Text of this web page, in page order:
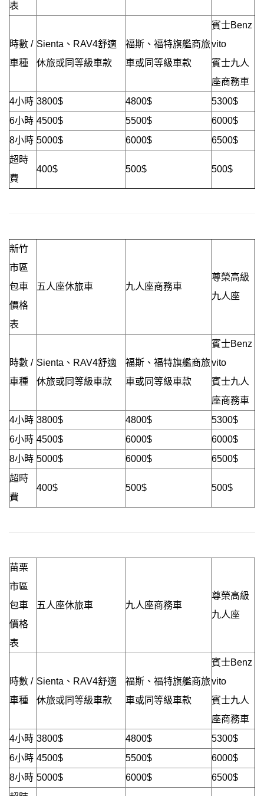
表
時數 /
車種
Sienta、RAV4舒適
休旅或同等級車款
福斯、福特旗艦商旅
車或同等級車款
賓士Benz
vito
賓士九人
座商務車
4小時 3800$ 4800$
5300$
6小時 4500$ 5500$
6000$
8小時 5000$ 6000$
6500$
超時
費
400$ 500$ 500$
新竹
市區
包車
價格
表
五人座休旅車 九人座商務車
尊榮高級
九人座
時數 /
車種
Sienta、RAV4舒適
休旅或同等級車款
福斯、福特旗艦商旅
車或同等級車款
賓士Benz
vito
賓士九人
座商務車
4小時 3800$ 4800$
5300$
6小時 4500$ 6000$
6000$
8小時 5000$ 6000$
6500$
超時
費
400$ 500$ 500$
苗栗
市區
包車
價格
表
五人座休旅車 九人座商務車
尊榮高級
九人座
時數 /
車種
Sienta、RAV4舒適
休旅或同等級車款
福斯、福特旗艦商旅
車或同等級車款
賓士Benz
vito
賓士九人
座商務車
4小時 3800$ 4800$
5300$
6小時 4500$ 5500$
6000$
8小時 5000$ 6000$
6500$